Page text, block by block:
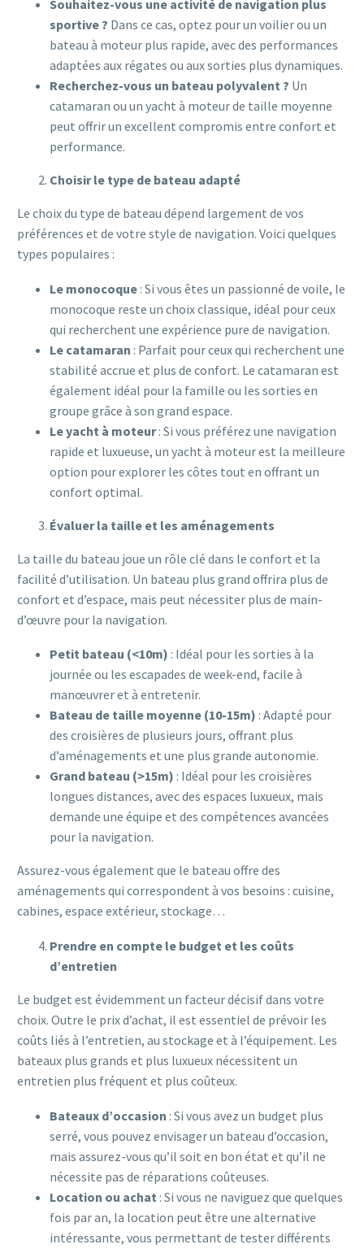
Souhaitez-vous une activité de navigation plus
sportive ? Dans ce cas, optez pour un voilier ou un
bateau à moteur plus rapide, avec des performances
adaptées aux régates ou aux sorties plus dynamiques.
Recherchez-vous un bateau polyvalent ? Un
catamaran ou un yacht à moteur de taille moyenne
peut offrir un excellent compromis entre confort et
performance.
Choisir le type de bateau adapté
Le choix du type de bateau dépend largement de vos
préférences et de votre style de navigation. Voici quelques
types populaires :
Le monocoque : Si vous êtes un passionné de voile, le
monocoque reste un choix classique, idéal pour ceux
qui recherchent une expérience pure de navigation.
Le catamaran : Parfait pour ceux qui recherchent une
stabilité accrue et plus de confort. Le catamaran est
également idéal pour la famille ou les sorties en
groupe grâce à son grand espace.
Le yacht à moteur: Si vous préférez une navigation
rapide et luxueuse, un yacht à moteur est la meilleure
option pour explorer les côtes tout en offrant un
confort optimal.
Évaluer la taille et les aménagements
La taille du bateau joue un rôle clé dans le confort et la
facilité d’utilisation. Un bateau plus grand offrira plus de
confort et d’espace, mais peut nécessiter plus de main-
d’œuvre pour la navigation.
Petit bateau (<10m) : Idéal pour les sorties à la
journée ou les escapades de week-end, facile à
manœuvrer et à entretenir.
Bateau de taille moyenne (10-15m) : Adapté pour
des croisières de plusieurs jours, offrant plus
d’aménagements et une plus grande autonomie.
Grand bateau (>15m) : Idéal pour les croisières
longues distances, avec des espaces luxueux, mais
demande une équipe et des compétences avancées
pour la navigation.
Assurez-vous également que le bateau offre des
aménagements qui correspondent à vos besoins : cuisine,
cabines, espace extérieur, stockage…
Prendre en compte le budget et les coûts
d’entretien
Le budget est évidemment un facteur décisif dans votre
choix. Outre le prix d’achat, il est essentiel de prévoir les
coûts liés à l’entretien, au stockage et à l’équipement. Les
bateaux plus grands et plus luxueux nécessitent un
entretien plus fréquent et plus coûteux.
Bateaux d’occasion : Si vous avez un budget plus
serré, vous pouvez envisager un bateau d’occasion,
mais assurez-vous qu’il soit en bon état et qu’il ne
nécessite pas de réparations coûteuses.
Location ou achat : Si vous ne naviguez que quelques
fois par an, la location peut être une alternative
intéressante, vous permettant de tester différents